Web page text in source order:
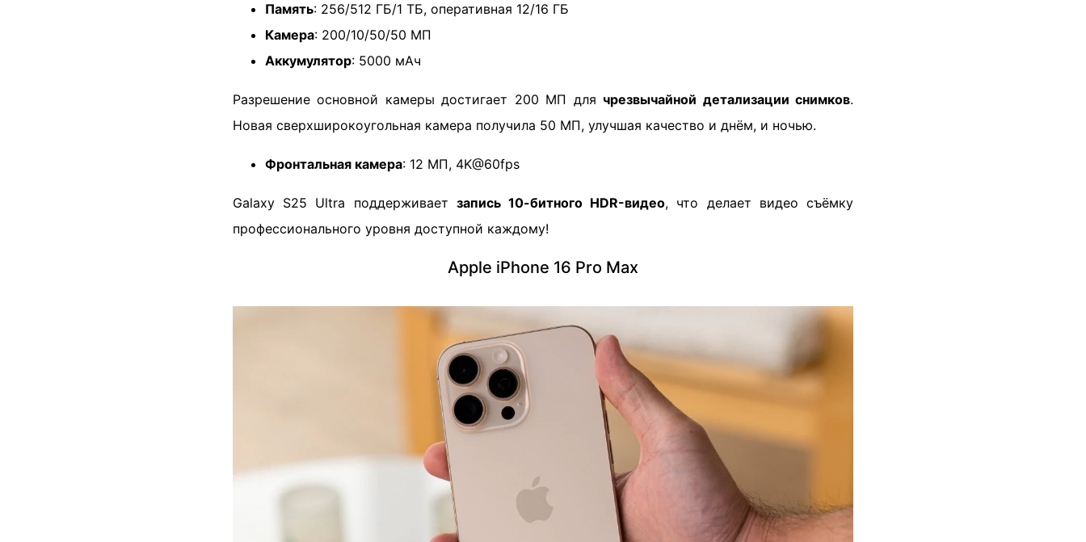
Память: 256/512 ГБ/1 ТБ, оперативная 12/16 ГБ
Камера: 200/10/50/50 МП
Аккумулятор: 5000 мАч
Разрешение основной камеры достигает 200 МП для чрезвычайной детализации снимков.
Новая сверхширокоугольная камера получила 50 МП, улучшая качество и днём, и ночью.
Фронтальная камера: 12 МП, 4K@60fps
Galaxy S25 Ultra поддерживает запись 10-битного HDR-видео, что делает видео съёмку
профессионального уровня доступной каждому!
Apple iPhone 16 Pro Max